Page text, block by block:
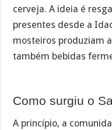
cerveja. A ideia é
presentes desde a
mosteiros produziam
também bebidas
Como surgiu o
A princípio, a